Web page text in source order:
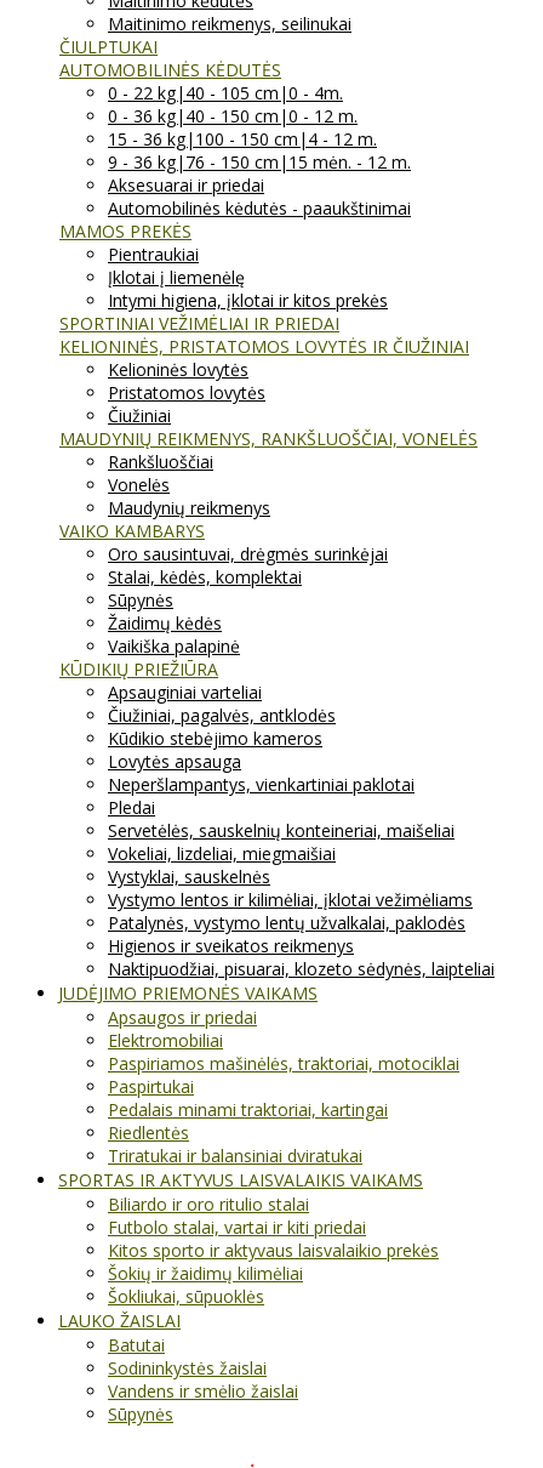
Maitinimo reikmenys, seilinukai
ČIULPTUKAI
AUTOMOBILINĖS KĖDUTĖS
0 - 22 kg|40 - 105 cm|0 - 4m.
0 - 36 kg|40 - 150 cm|0 - 12 m.
15 - 36 kg|100 - 150 cm|4 - 12 m.
9 - 36 kg|76 - 150 cm|15 mėn. - 12 m.
Aksesuarai ir priedai
Automobilinės kėdutės - paaukštinimai
MAMOS PREKĖS
Pientraukiai
Įklotai į liemenėlę
Intymi higiena, įklotai ir kitos prekės
SPORTINIAI VEŽIMĖLIAI IR PRIEDAI
KELIONINĖS, PRISTATOMOS LOVYTĖS IR ČIUŽINIAI
Kelioninės lovytės
Pristatomos lovytės
Čiužiniai
MAUDYNIŲ REIKMENYS, RANKŠLUOŠČIAI, VONELĖS
Rankšluoščiai
Vonelės
Maudynių reikmenys
VAIKO KAMBARYS
Oro sausintuvai, drėgmės surinkėjai
Stalai, kėdės, komplektai
Sūpynės
Žaidimų kėdės
Vaikiška palapinė
KŪDIKIŲ PRIEŽIŪRA
Apsauginiai varteliai
Čiužiniai, pagalvės, antklodės
Kūdikio stebėjimo kameros
Lovytės apsauga
Neperšlampantys, vienkartiniai paklotai
Pledai
Servetėlės, sauskelnių konteineriai, maišeliai
Vokeliai, lizdeliai, miegmaišiai
Vystyklai, sauskelnės
Vystymo lentos ir kilimėliai, įklotai vežimėliams
Patalynės, vystymo lentų užvalkalai, paklodės
Higienos ir sveikatos reikmenys
Naktipuodžiai, pisuarai, klozeto sėdynės, laipteliai
JUDĖJIMO PRIEMONĖS VAIKAMS
Apsaugos ir priedai
Elektromobiliai
Paspiriamos mašinėlės, traktoriai, motociklai
Paspirtukai
Pedalais minami traktoriai, kartingai
Riedlentės
Triratukai ir balansiniai dviratukai
SPORTAS IR AKTYVUS LAISVALAIKIS VAIKAMS
Biliardo ir oro ritulio stalai
Futbolo stalai, vartai ir kiti priedai
Kitos sporto ir aktyvaus laisvalaikio prekės
Šokių ir žaidimų kilimėliai
Šokliukai, sūpuoklės
LAUKO ŽAISLAI
Batutai
Sodininkystės žaislai
Vandens ir smėlio žaislai
Sūpynės